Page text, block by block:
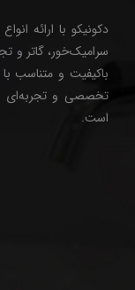
دکونیکو با ارائه
سرامیک‌خور، گاتر و
باکیفیت و متناسب
تخصصی و تجربه‌ای
است.